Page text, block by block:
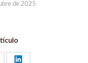
de 2025